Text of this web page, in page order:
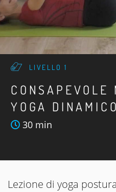
LIVELLO 1
YOGA DINAMICO
30 min
Lezione di yoga